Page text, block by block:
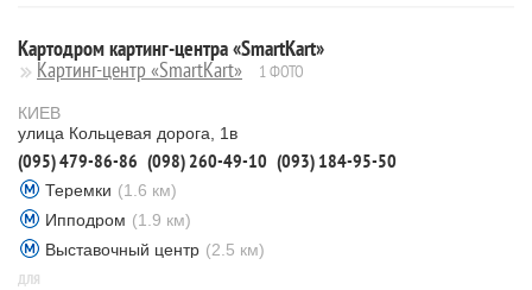
Картодром картинг-центра «SmartKart»
Картинг-центр «SmartKart» 1 ФОТО
КИЕВ
улица Кольцевая дорога, 1в
(095) 479-86-86 (098) 260-49-10 (093) 184-95-50
Теремки (1.6 км)
Ипподром (1.9 км)
Выставочный центр (2.5 км)
ДЛЯ